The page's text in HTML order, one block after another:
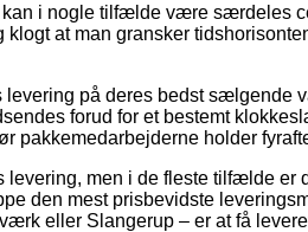
i nogle tilfælde være særdeles
at man gransker
på deres bedst sælgende
forud for et bestemt
pakkemedarbejderne holder
levering, men i de fleste tilfælde er
den mest prisbevidste
eller Slangerup – er at få